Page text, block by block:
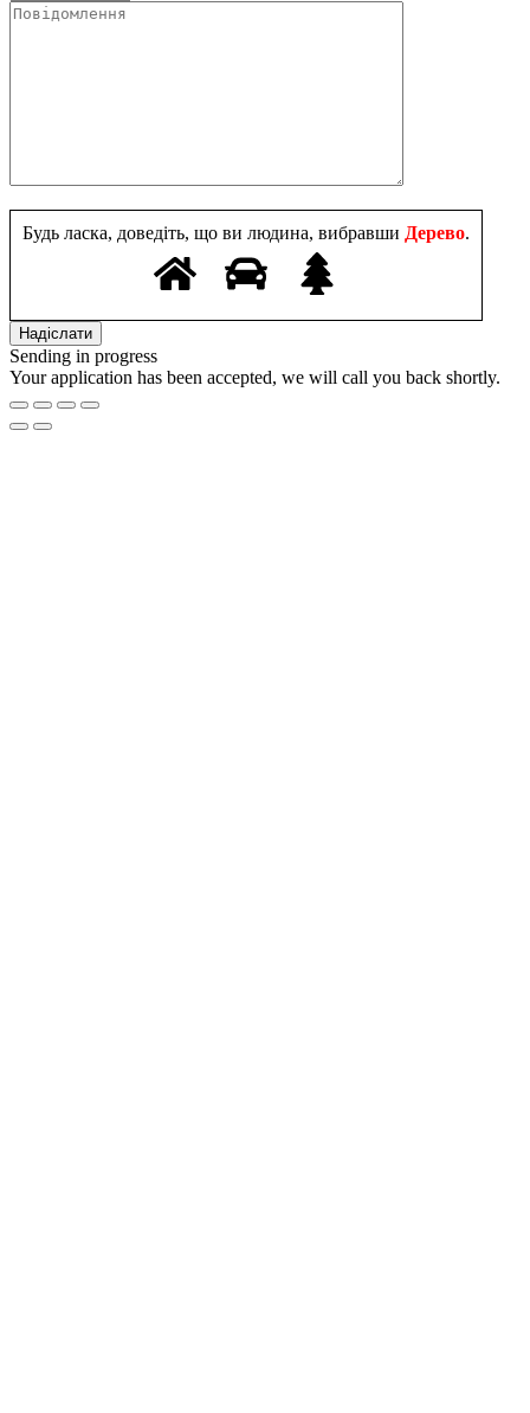
Будь ласка, доведіть, що ви людина, вибравши Дерево.
Sending in progress
Your application has been accepted, we will call you back shortly.